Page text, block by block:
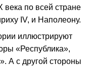
по всей стране
IV, и Наполеону.
иллюстрируют
«Республика»,
А с другой стороны